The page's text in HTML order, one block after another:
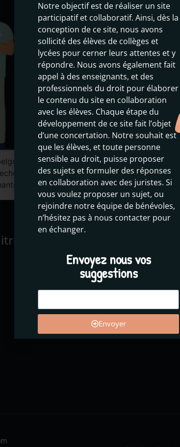
STROMAE a fait une prestation
suscité par la chanson de STROMAE, le
pour avoir soulevé […]
Devenir bénévole
Créateurs de contenus
Nous
Instagram
Notre objectif est de réaliser un site
participatif et collaboratif. Ainsi, dès la
conception de ce site, nous avons
sollicité des élèves de collèges et
lycées pour cerner leurs attentes et y
répondre. Nous avons également fait
appel à des enseignants, et des
professionnels du droit pour élaborer
le contenu du site en collaboration
avec les élèves. Chaque étape du
développement de ce site fait l’objet
d’une concertation. Notre souhait est
que les élèves, et toute personne
sensible au droit, puisse proposer
des sujets et formuler des réponses
en collaboration avec des juristes. Si
vous voulez proposer un sujet, ou
rejoindre notre équipe de bénévoles,
n’hésitez pas à nous contacter pour
en échanger.
Envoyez nous vos
suggestions
Envoyer